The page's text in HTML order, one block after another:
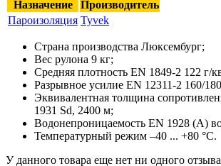
Назначение
Производитель
Пароизоляция Tyvek
Страна производства Люксембург;
Вес рулона 9 кг;
Средняя плотность EN 1849-2 122 г/
Разрывное усилие EN 12311-2 160/
Эквивалентная толщина
1931 Sd, 2400 м;
Водонепроницаемость EN 1928 (А)
Температурный режим –40 ... +80 °C.
У данного товара еще нет ни одного